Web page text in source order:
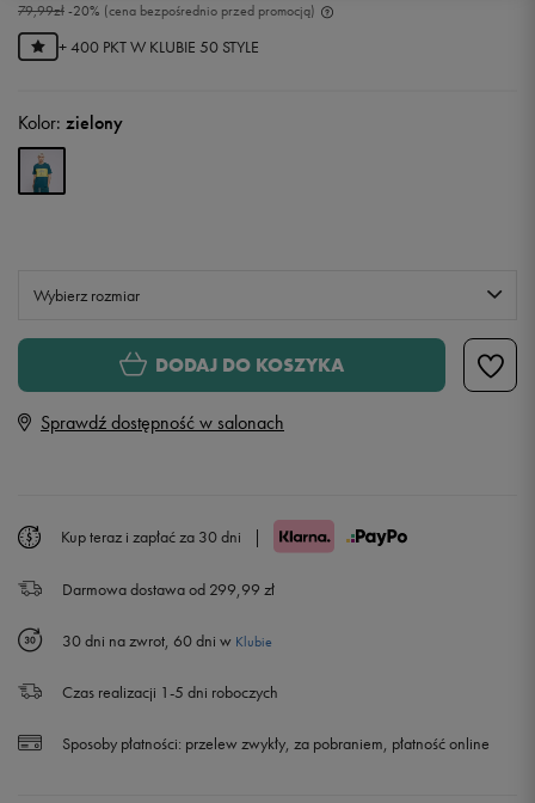
79,99zł-20% (cena bezpośrednio przed promocją)
+ 400 PKT W KLUBIE 50 STYLE
Kolor: zielony
Wybierz rozmiar
M
XL Powiadom o dostępności
DODAJ DO KOSZYKA
Sprawdź dostępność w salonach
Kup teraz i zapłać za 30 dni |
Darmowa dostawa od 299,99 zł
30 dni na zwrot, 60 dni w Klubie
Czas realizacji 1-5 dni roboczych
Sposoby płatności: przelew zwykły, za pobraniem, płatność online